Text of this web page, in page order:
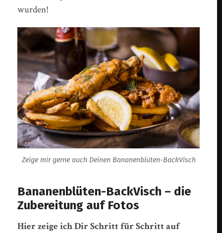
wurden!
Zeige mir gerne auch Deinen Bananenblüten-BackVisch
Bananenblüten-BackVisch – die
Zubereitung auf Fotos
Hier zeige ich Dir Schritt für Schritt auf